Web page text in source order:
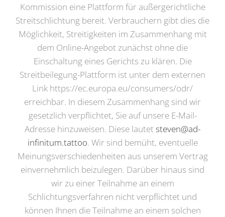
Kommission eine Plattform für außergerichtliche
Streitschlichtung bereit. Verbrauchern gibt dies die
Möglichkeit, Streitigkeiten im Zusammenhang mit
dem Online-Angebot zunächst ohne die
Einschaltung eines Gerichts zu klären. Die
Streitbeilegung-Plattform ist unter dem externen
Link https://ec.europa.eu/consumers/odr/
erreichbar. In diesem Zusammenhang sind wir
gesetzlich verpflichtet, Sie auf unsere E-Mail-
Adresse hinzuweisen. Diese lautet steven@ad-
infinitum.tattoo. Wir sind bemüht, eventuelle
Meinungsverschiedenheiten aus unserem Vertrag
einvernehmlich beizulegen. Darüber hinaus sind
wir zu einer Teilnahme an einem
Schlichtungsverfahren nicht verpflichtet und
können Ihnen die Teilnahme an einem solchen